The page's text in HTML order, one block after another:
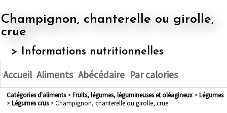
Champignon, chanterelle ou girolle,
crue
> Informations nutritionnelles
Accueil Aliments Abécédaire Par calories
Catégories d'aliments> fruits, légumes, légumineuses et oléagineux> légumes
> légumes crus> Champignon, chanterelle ou girolle, crue